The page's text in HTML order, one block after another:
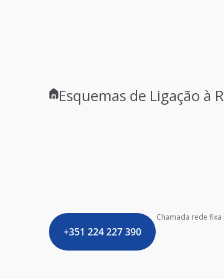
Esquemas de Ligação à
+351 224 227 390
Chamada rede fixa